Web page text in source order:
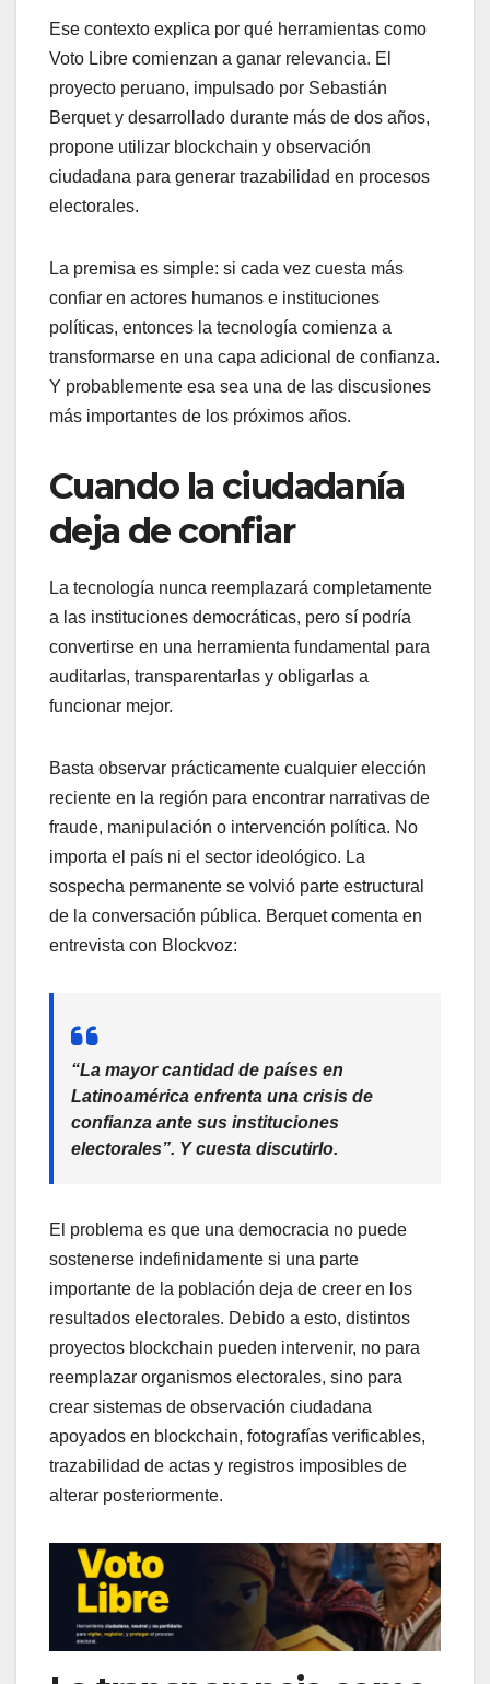
Ese contexto explica por qué herramientas como
Voto Libre comienzan a ganar relevancia. El
proyecto peruano, impulsado por Sebastián
Berquet y desarrollado durante más de dos años,
propone utilizar blockchain y observación
ciudadana para generar trazabilidad en procesos
electorales.
La premisa es simple: si cada vez cuesta más
confiar en actores humanos e instituciones
políticas, entonces la tecnología comienza a
transformarse en una capa adicional de confianza.
Y probablemente esa sea una de las discusiones
más importantes de los próximos años.
Cuando la ciudadanía
deja de confiar
La tecnología nunca reemplazará completamente
a las instituciones democráticas, pero sí podría
convertirse en una herramienta fundamental para
auditarlas, transparentarlas y obligarlas a
funcionar mejor.
Basta observar prácticamente cualquier elección
reciente en la región para encontrar narrativas de
fraude, manipulación o intervención política. No
importa el país ni el sector ideológico. La
sospecha permanente se volvió parte estructural
de la conversación pública. Berquet comenta en
entrevista con Blockvoz:
“La mayor cantidad de países en
Latinoamérica enfrenta una crisis de
confianza ante sus instituciones
electorales”. Y cuesta discutirlo.
El problema es que una democracia no puede
sostenerse indefinidamente si una parte
importante de la población deja de creer en los
resultados electorales. Debido a esto, distintos
proyectos blockchain pueden intervenir, no para
reemplazar organismos electorales, sino para
crear sistemas de observación ciudadana
apoyados en blockchain, fotografías verificables,
trazabilidad de actas y registros imposibles de
alterar posteriormente.